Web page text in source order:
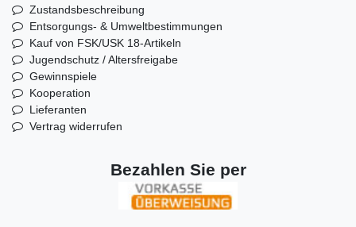
Zustandsbeschreibung
Entsorgungs- & Umweltbestimmungen
Kauf von FSK/USK 18-Artikeln
Jugendschutz / Altersfreigabe
Gewinnspiele
Kooperation
Lieferanten
Vertrag widerrufen
Bezahlen Sie per